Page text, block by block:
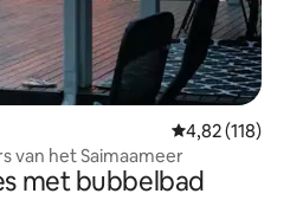
Gemiddelde
4,82 (118)
van het Saimaameer
met bubbelbad